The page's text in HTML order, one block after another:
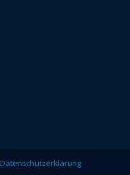
Datenschutzerklärung